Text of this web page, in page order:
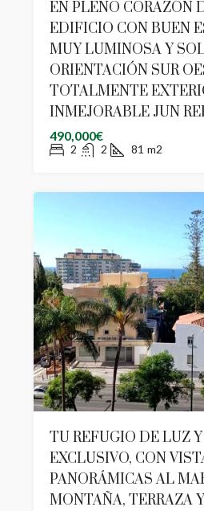
EN PLENO CORAZÓN
EDIFICIO CON BUEN
MUY LUMINOSA Y
ORIENTACIÓN SUR
TOTALMENTE
INMEJORABLE JUN
490,000€
2 2 81 m2
TU REFUGIO DE LUZ
EXCLUSIVO, CON
PANORÁMICAS AL
MONTAÑA, TERRAZA